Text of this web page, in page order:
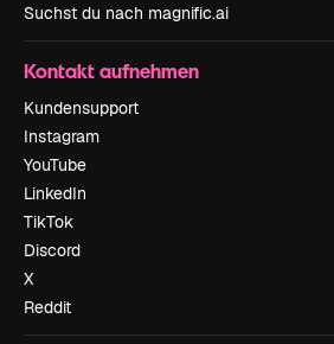
Suchst du nach magnific.ai
Kontakt aufnehmen
Kundensupport
Instagram
YouTube
LinkedIn
TikTok
Discord
X
Reddit